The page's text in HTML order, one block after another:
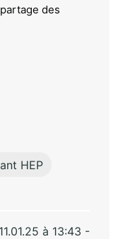
des
HEP
à 13:43 -